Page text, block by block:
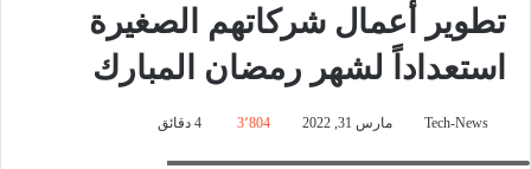
تطوير أعمال شركاتهم الصغيرة
استعداداً لشهر رمضان المبارك
Tech-News مارس 31, 2022 3٬804